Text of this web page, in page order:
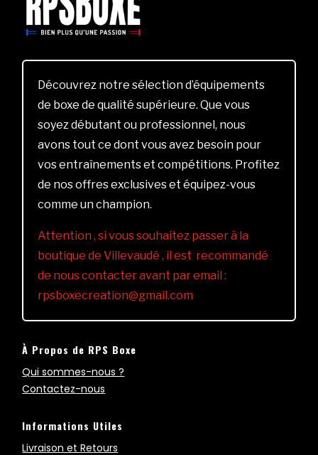
Découvrez notre sélection d’équipements
de boxe de qualité supérieure. Que vous
soyez débutant ou professionnel, nous
avons tout ce dont vous avez besoin pour
vos entraînements et compétitions. Profitez
de nos offres exclusives et équipez-vous
comme un champion.
Attention , si vous souhaitez passer à la
boutique de Villevaudé , il est recommandé
de nous contacter avant par email :
rpsboxecreation@gmail.com
À Propos de RPS Boxe
Qui sommes-nous ?
Contactez-nous
Informations Utiles
Livraison et Retours